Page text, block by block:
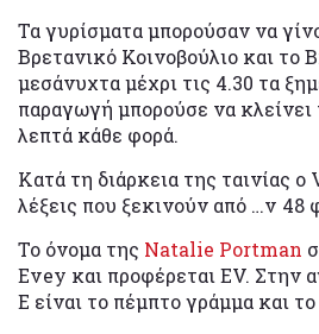
Τα γυρίσματα μπορούσαν να
Βρετανικό Κοινοβούλιο και το
μεσάνυχτα μέχρι τις 4.30 τα
παραγωγή μπορούσε να κλείνει
λεπτά κάθε φορά.
Κατά τη διάρκεια της ταινίας ο
λέξεις που ξεκινούν από …v 48
Το όνομα της Natalie Portman
Evey και προφέρεται EV. Στην
Ε είναι το πέμπτο γράμμα και